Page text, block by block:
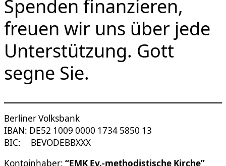
Spenden finanzieren,
freuen wir uns über jede
Unterstützung. Gott
segne Sie.
Berliner Volksbank
IBAN: DE52 1009 0000 1734 5850 13
BIC: BEVODEBBXXX
Kontoinhaber: “EMK Ev.-methodistische Kirche”